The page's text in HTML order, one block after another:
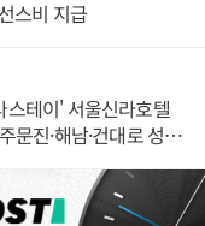
스비 지급
스테이' 서울신라호텔
문진·해남·건대로 성